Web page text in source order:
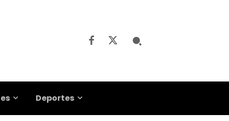
Deportes